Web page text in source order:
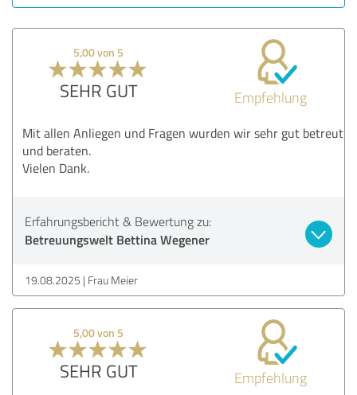
5,00 von 5
SEHR GUT Empfehlung
Mit allen Anliegen und Fragen wurden wir sehr gut betreut
und beraten.
Vielen Dank.
Erfahrungsbericht & Bewertung zu:
Betreuungswelt Bettina Wegener
19.08.2025 Frau Meier
5,00 von 5
SEHR GUT Empfehlung